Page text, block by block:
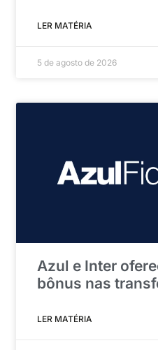
LER MATÉRIA
5 de agosto de 2026
Azul e Inter
bônus nas
LER MATÉRIA